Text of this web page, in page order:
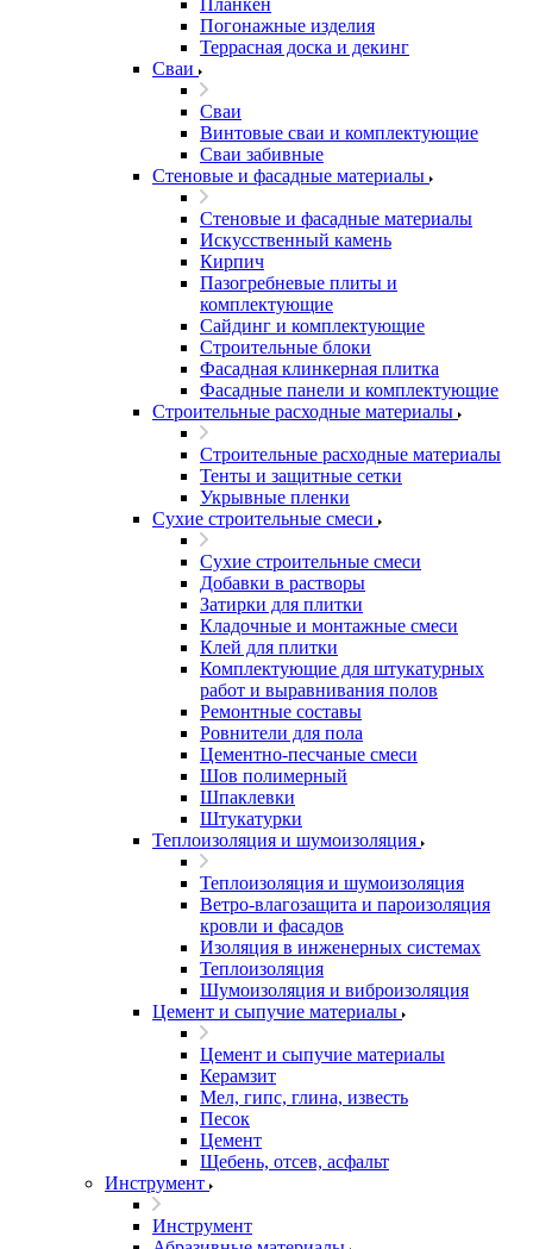
Планкен
Погонажные изделия
Террасная доска и декинг
Сваи
Сваи
Винтовые сваи и комплектующие
Сваи забивные
Стеновые и фасадные материалы
Стеновые и фасадные материалы
Искусственный камень
Кирпич
Пазогребневые плиты и
комплектующие
Сайдинг и комплектующие
Строительные блоки
Фасадная клинкерная плитка
Фасадные панели и комплектующие
Строительные расходные материалы
Строительные расходные материалы
Тенты и защитные сетки
Укрывные пленки
Сухие строительные смеси
Сухие строительные смеси
Добавки в растворы
Затирки для плитки
Кладочные и монтажные смеси
Клей для плитки
Комплектующие для штукатурных
работ и выравнивания полов
Ремонтные составы
Ровнители для пола
Цементно-песчаные смеси
Шов полимерный
Шпаклевки
Штукатурки
Теплоизоляция и шумоизоляция
Теплоизоляция и шумоизоляция
Ветро-влагозащита и пароизоляция
кровли и фасадов
Изоляция в инженерных системах
Теплоизоляция
Шумоизоляция и виброизоляция
Цемент и сыпучие материалы
Цемент и сыпучие материалы
Керамзит
Мел, гипс, глина, известь
Песок
Цемент
Щебень, отсев, асфальт
Инструмент
Инструмент